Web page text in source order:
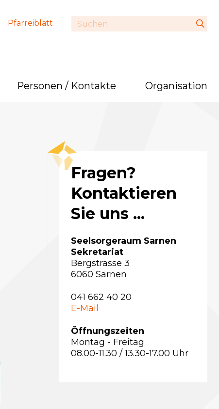
Pfarreiblatt
Personen / Kontakte Organisation
Fragen?
Kontaktieren
Sie uns ...
Seelsorgeraum Sarnen
Sekretariat
Bergstrasse 3
6060 Sarnen
041 662 40 20
E-Mail
Öffnungszeiten
Montag - Freitag
08.00-11.30 / 13.30-17.00 Uhr